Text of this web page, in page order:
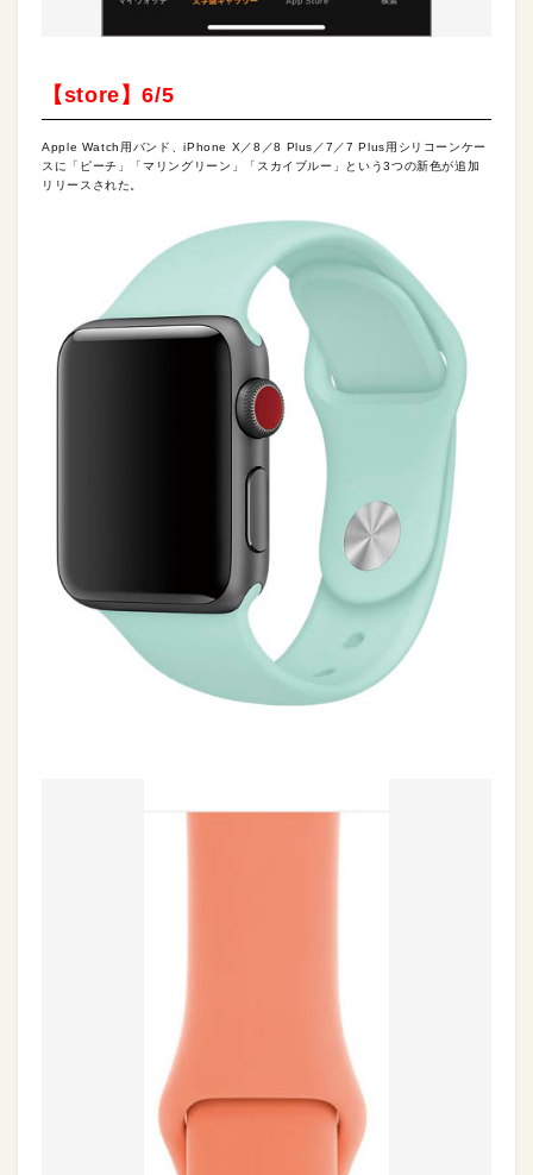
【store】6/5
Apple Watch用バンド、iPhone X／8／8 Plus／7／7 Plus用シリコーンケー
スに「ピーチ」「マリングリーン」「スカイブルー」という3つの新色が追加
リリースされた。